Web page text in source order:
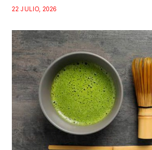
22 JULIO, 2026